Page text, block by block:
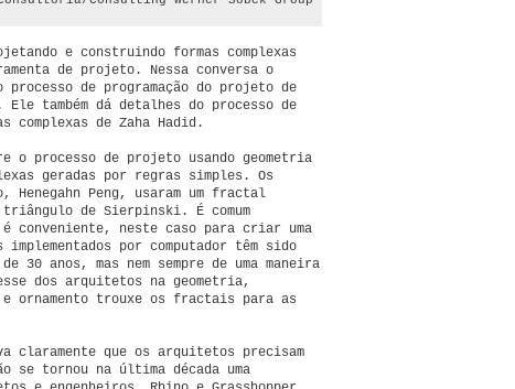
e construindo formas complexas
de projeto. Nessa conversa o
de programação do projeto de
também dá detalhes do processo de
complexas de Zaha Hadid.
o processo de projeto usando geometria
geradas por regras simples. Os
Henegahn Peng, usaram um fractal
de Sierpinski. É comum
conveniente, neste caso para criar uma
por computador têm sido
anos, mas nem sempre de uma maneira
dos arquitetos na geometria,
ornamento trouxe os fractais para as
claramente que os arquitetos precisam
se tornou na última década uma